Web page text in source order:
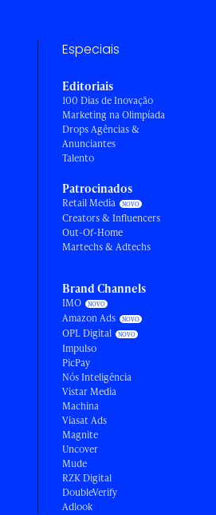
Especiais
Editoriais
100 Dias de Inovação
Marketing na Olimpíada
Drops Agências &
Anunciantes
Talento
Patrocinados
Retail Media
Creators & Influencers
Out-Of-Home
Martechs & Adtechs
Brand Channels
IMO
Amazon Ads
OPL Digital
Impulso
PicPay
Nós Inteligência
Vistar Media
Machina
Viasat Ads
Magnite
Uncover
Mude
RZK Digital
DoubleVerify
Adlook